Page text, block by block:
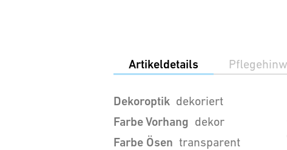
Artikeldetails
Dekoroptik dekoriert
Farbe Vorhang dekor
Farbe Ösen transparent